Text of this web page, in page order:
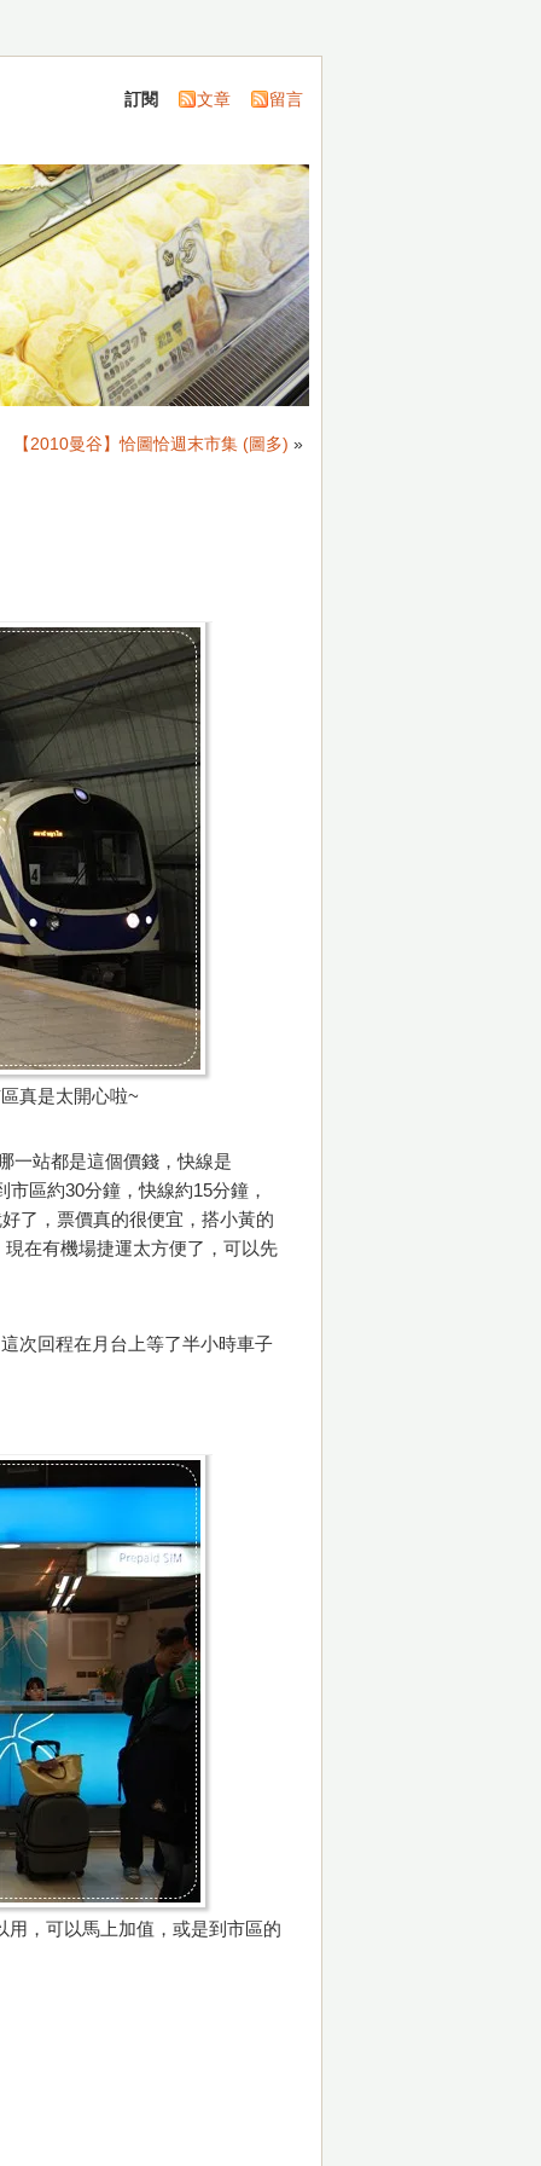
訂閱 文章 留言
【2010曼谷】恰圖恰週末市集 (圖多) »
真是太開心啦~
一站都是這個價錢，快線是
區約30分鐘，快線約15分鐘，
了，票價真的很便宜，搭小黃的
在有機場捷運太方便了，可以先
次回程在月台上等了半小時車子
，可以馬上加值，或是到市區的